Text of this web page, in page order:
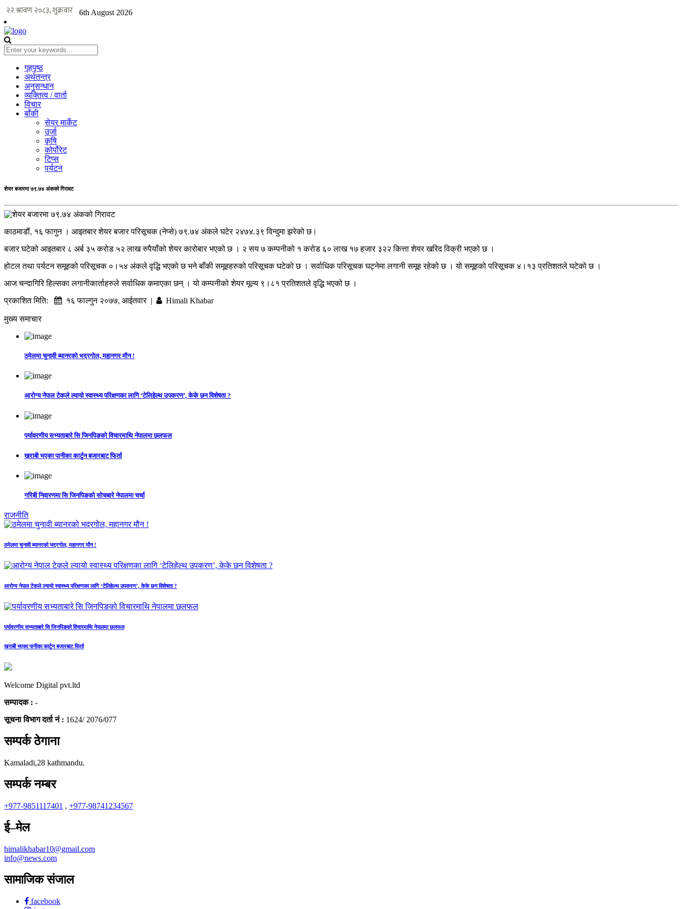
6th August 2026
गृहपृष्ठ
अर्थतन्त्र
अनुसन्धान
व्यक्तित्व / वार्ता
विचार
बाँकी
सेयर मार्केट
उर्जा
कृषि
कोर्पोरेट
टिप्स
पर्यटन
शेयर बजारमा ७९.७४ अंकको गिरावट
काठमाडौं, १६ फागुन । आइतबार शेयर बजार परिसूचक (नेप्से) ७९.७४ अंकले घटेर २४७४.३९ विन्दुमा झरेको छ।
बजार घटेको आइतबार ८ अर्ब ३५ करोड ५२ लाख रुपैयाँको शेयर कारोबार भएको छ । २ सय ७ कम्पनीको १ करोड ६० लाख १७ हजार ३२२ कित्ता शेयर खरिद विक्री भएको छ ।
होटल तथा पर्यटन समूहको परिसूचक ०।५४ अंकले वृद्धि भएको छ भने बाँकी समूहहरुको परिसूचक घटेको छ । सर्वाधिक परिसूचक घट्नेमा लगानी समूह रहेको छ । यो समूहको परिसूचक ४।१३ प्रतिशतले घटेको छ ।
आज चन्दागिरि हिल्सका लगानीकार्ताहरुले सर्वाधिक कमाएका छन् । यो कम्पनीको शेयर मूल्य ९।८१ प्रतिशतले वृद्धि भएको छ ।
प्रकाशित मिति:
१६ फाल्गुन २०७७, आईतवार | Himali Khabar
मुख्य समाचार
ठमेलमा चुनावी ब्यानरको भद्रगोल, महानगर मौन !
आरोग्य नेपाल टेकले ल्यायो स्वास्थ्य परिक्षणका लागि ‘टेलिहेल्थ उपकरण’, केके छन विशेषता ?
पर्यावरणीय सभ्यताबारे सि जिनपिङको विचारमाथि नेपालमा छलफल
खराबी भएका पानीका कार्टुन बजारबाट फिर्ता
गरिबी निवारणमा सि जिनपिङको सोचबारे नेपालमा चर्चा
राजनीति
ठमेलमा चुनावी ब्यानरको भद्रगोल, महानगर मौन !
आरोग्य नेपाल टेकले ल्यायो स्वास्थ्य परिक्षणका लागि ‘टेलिहेल्थ उपकरण’, केके छन विशेषता ?
पर्यावरणीय सभ्यताबारे सि जिनपिङको विचारमाथि नेपालमा छलफल
खराबी भएका पानीका कार्टुन बजारबाट फिर्ता
Welcome Digital pvt.ltd
सम्पादक : -
सूचना विभाग दर्ता नं : 1624/ 2076/077
सम्पर्क ठेगाना
Kamaladi,28 kathmandu.
सम्पर्क नम्बर
+977-9851117401 , +977-98741234567
ई–मेल
himalikhabar10@gmail.com
info@news.com
सामाजिक संजाल
facebook